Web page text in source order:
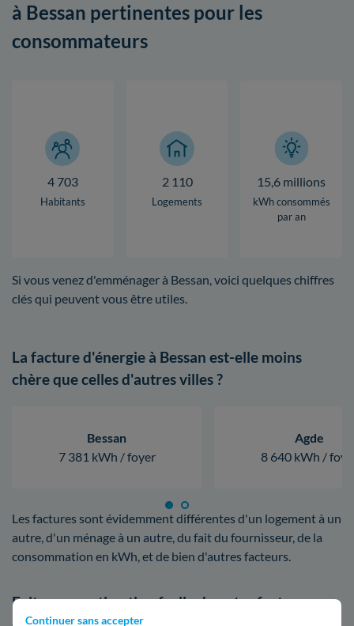
Continuer sans accepter
à Bessan pertinentes pour les
consommateurs
4 703
Habitants
2 110
Logements
15,6 millions
kWh consommés
par an
Si vous venez d'emménager à Bessan, voici quelques chiffres
clés qui peuvent vous être utiles.
La facture d'énergie à Bessan est-elle moins
chère que celles d'autres villes ?
Bessan
7 381 kWh / foyer
Agde
8 640 kWh /
Les factures sont évidemment différentes d'un logement à un
autre, d'un ménage à un autre, du fait du fournisseur, de la
consommation en kWh, et de bien d'autres facteurs.
Faites une estimation facile de votre facture